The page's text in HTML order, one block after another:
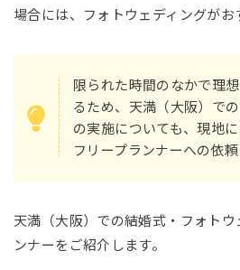
場合には、フォトウェディングがお
限られた時間のなかで理
るため、天満（大阪）で
の実施についても、現地
フリープランナーへの依
天満（大阪）での結婚式・フォト
ンナーをご紹介します。